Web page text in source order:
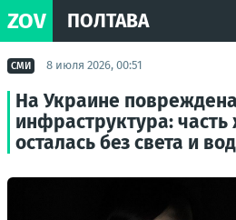
ZOV ПОЛТАВА
СМИ 8 июля 2026, 00:51
На Украине
инфраструктура: часть
осталась без света и